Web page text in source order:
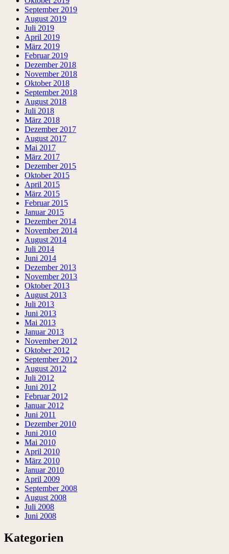
September 2019
August 2019
Juli 2019
April 2019
März 2019
Februar 2019
Dezember 2018
November 2018
Oktober 2018
September 2018
August 2018
Juli 2018
März 2018
Dezember 2017
August 2017
Mai 2017
März 2017
Dezember 2015
Oktober 2015
April 2015
März 2015
Februar 2015
Januar 2015
Dezember 2014
November 2014
August 2014
Juli 2014
Juni 2014
Dezember 2013
November 2013
Oktober 2013
August 2013
Juli 2013
Juni 2013
Mai 2013
Januar 2013
November 2012
Oktober 2012
September 2012
August 2012
Juli 2012
Juni 2012
Februar 2012
Januar 2012
Juni 2011
Dezember 2010
Juni 2010
Mai 2010
April 2010
März 2010
Januar 2010
April 2009
September 2008
August 2008
Juli 2008
Juni 2008
Kategorien